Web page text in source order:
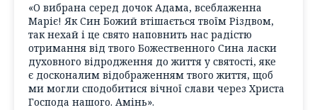
«О вибрана серед дочок Адама, всеблаженна
Маріє! Як Син Божий втішається твоїм Різдвом,
так нехай і це свято наповнить нас радістю
отримання від твого Божественного Сина ласки
духовного відродження до життя у святості, яке
є досконалим відображенням твого життя, щоб
ми могли сподобитися вічної слави через Христа
Господа нашого. Амінь».